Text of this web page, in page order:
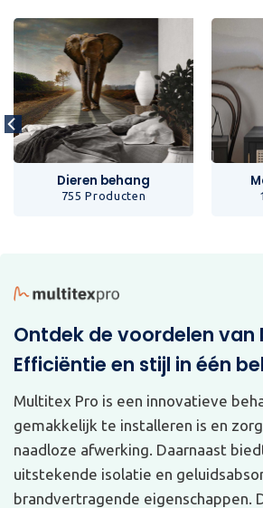
Dieren behang
755 Producten
Ontdek de voordelen van
Efficiëntie en stijl in één
Multitex Pro is een innovatieve
gemakkelijk te installeren is en
naadloze afwerking. Daarnaast
uitstekende isolatie en
brandvertragende eigenschappen.